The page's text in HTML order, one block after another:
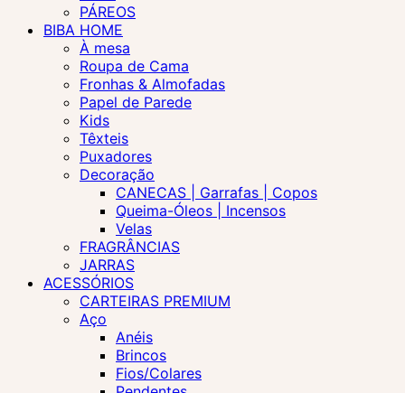
PÁREOS
BIBA HOME
À mesa
Roupa de Cama
Fronhas & Almofadas
Papel de Parede
Kids
Têxteis
Puxadores
Decoração
CANECAS | Garrafas | Copos
Queima-Óleos | Incensos
Velas
FRAGRÂNCIAS
JARRAS
ACESSÓRIOS
CARTEIRAS PREMIUM
Aço
Anéis
Brincos
Fios/Colares